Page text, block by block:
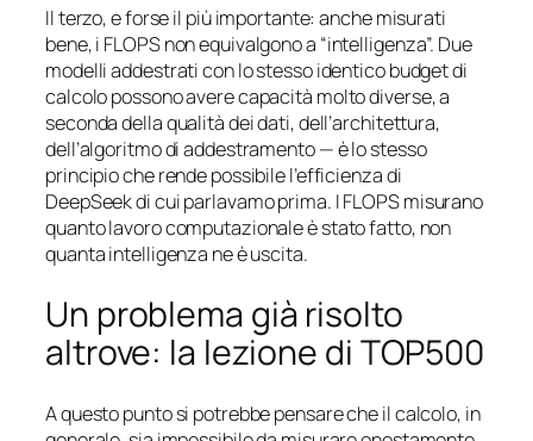
Il terzo, e forse il più importante: anche misurati
bene, i FLOPS non equivalgono a “intelligenza”. Due
modelli addestrati con lo stesso identico budget di
calcolo possono avere capacità molto diverse, a
seconda della qualità dei dati, dell’architettura,
dell’algoritmo di addestramento — è lo stesso
principio che rende possibile l’efficienza di
DeepSeek di cui parlavamo prima. I FLOPS misurano
quanto lavoro computazionale è stato fatto, non
quanta intelligenza ne è uscita.
Un problema già risolto
altrove: la lezione di TOP500
A questo punto si potrebbe pensare che il calcolo, in